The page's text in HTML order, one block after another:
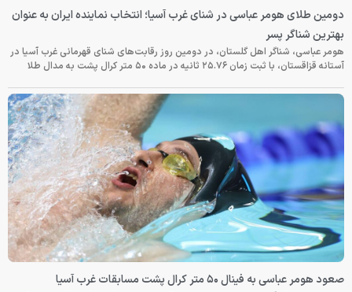
دومین طلای هومر عباسی در شنای غرب آسیا؛ انتخاب نماینده ایران به عنوان
بهترین شناگر پسر
هومر عباسی، شناگر اهل گلستان، در دومین روز رقابت‌های شنای قهرمانی غرب آسیا در
آستانه قزاقستان، با ثبت زمان ۲۵.۷۶ ثانیه در ماده ۵۰ متر کرال پشت به مدال طلا
صعود هومر عباسی به فینال ۵۰ متر کرال پشت مسابقات غرب آسیا